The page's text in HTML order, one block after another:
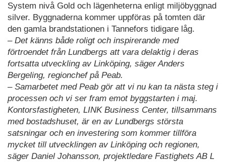
System nivå Gold och lägenheterna enligt miljöbyggnad
silver. Byggnaderna kommer uppföras på tomten där
den gamla brandstationen i Tannefors tidigare låg.
– Det känns både roligt och inspirerande med
förtroendet från Lundbergs att vara delaktig i deras
fortsatta utveckling av Linköping, säger Anders
Bergeling, regionchef på Peab.
– Samarbetet med Peab gör att vi nu kan ta nästa steg i
processen och vi ser fram emot byggstarten i maj.
Kontorsfastigheten, LINK Business Center, tillsammans
med bostadshuset, är en av Lundbergs största
satsningar och en investering som kommer tillföra
mycket till utvecklingen av Linköping och regionen,
säger Daniel Johansson, projektledare Fastighets AB L